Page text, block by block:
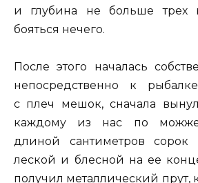
и глубина не больше трех
бояться нечего.
После этого началась
непосредственно к
с плеч мешок, сначала
каждому из нас по
длиной сантиметров сорок
леской и блесной на ее
получил металлический прут,